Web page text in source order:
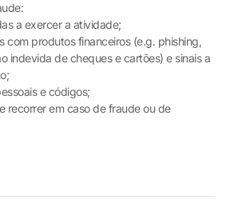
a exercer a atividade;
com produtos financeiros (e.g. phishing,
indevida de cheques e cartões) e sinais a
e códigos;
recorrer em caso de fraude ou de